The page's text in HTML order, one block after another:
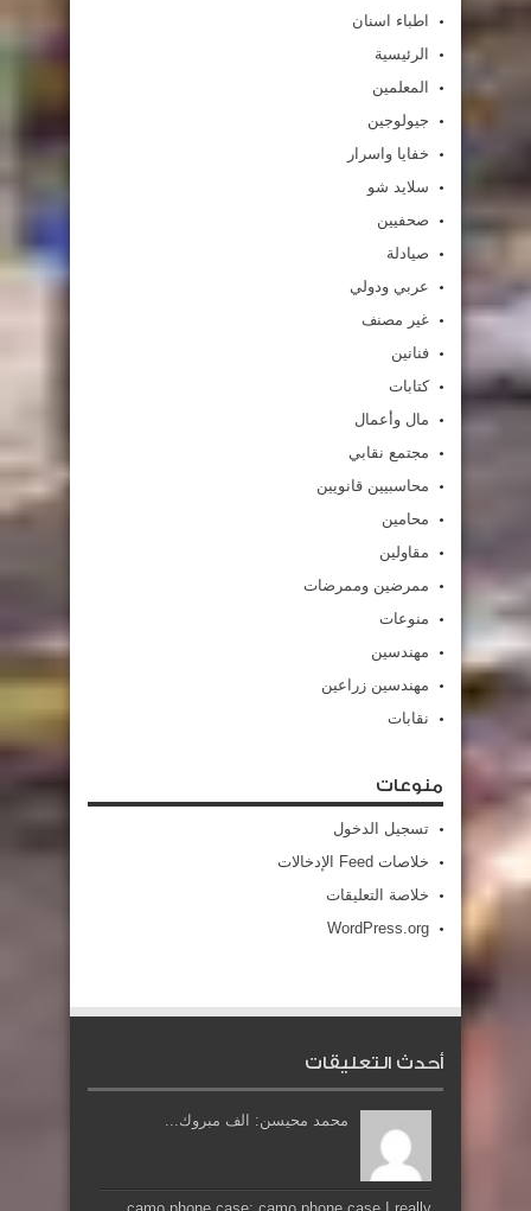
اطباء اسنان
الرئيسية
المعلمين
جيولوجين
خفايا واسرار
سلايد شو
صحفيين
صيادلة
عربي ودولي
غير مصنف
فنانين
كتابات
مال وأعمال
مجتمع نقابي
محاسبيين قانويين
محامين
مقاولين
ممرضين وممرضات
منوعات
مهندسين
مهندسين زراعين
نقابات
منوعات
تسجيل الدخول
خلاصات Feed الإدخالات
خلاصة التعليقات
WordPress.org
أحدث التعليقات
محمد محيسن: الف مبروك...